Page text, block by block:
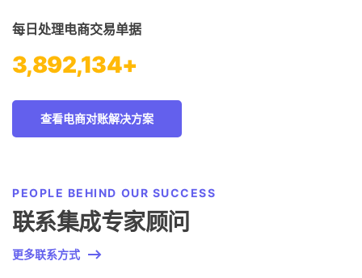
每日处理电商交易单据
3,892,134+
查看电商对账解决方案
PEOPLE BEHIND OUR SUCCESS
联系集成专家顾问
更多联系方式